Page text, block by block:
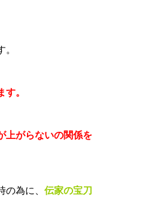
。
上がらないの関係を
の為に、 伝家の宝刀